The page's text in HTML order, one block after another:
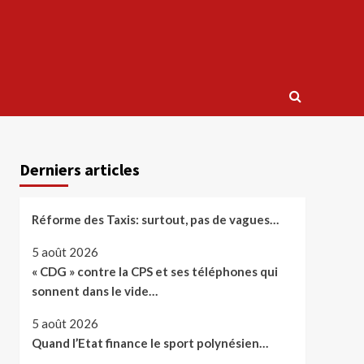
Derniers articles
Réforme des Taxis: surtout, pas de vagues…
5 août 2026
« CDG » contre la CPS et ses téléphones qui
sonnent dans le vide…
5 août 2026
Quand l’Etat finance le sport polynésien…